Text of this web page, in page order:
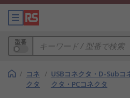
型番
/ コネ
クタ
/ USBコネクタ・D-Subコ
クタ・PCコネクタ